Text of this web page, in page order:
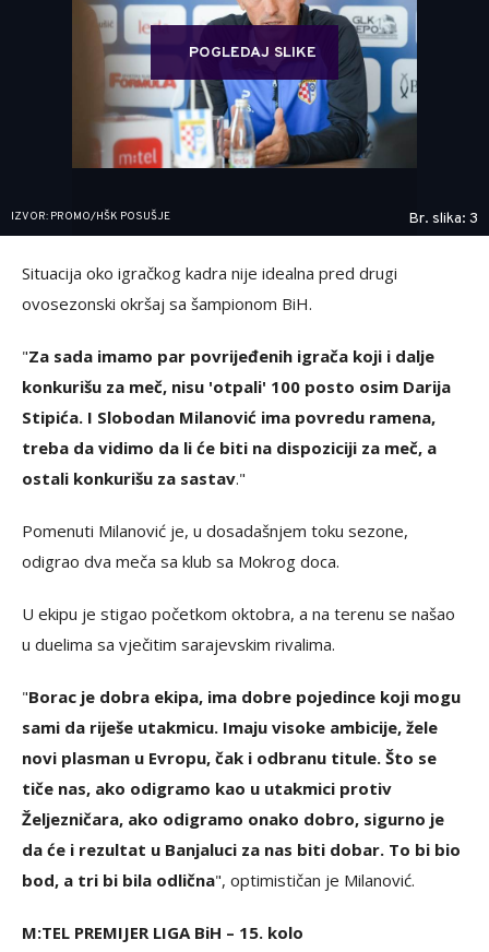
POGLEDAJ SLIKE
IZVOR: PROMO/HŠK POSUŠJE Br. slika: 3
Situacija oko igračkog kadra nije idealna pred drugi
ovosezonski okršaj sa šampionom BiH.
"Za sada imamo par povrijeđenih igrača koji i dalje
konkurišu za meč, nisu 'otpali' 100 posto osim Darija
Stipića. I Slobodan Milanović ima povredu ramena,
treba da vidimo da li će biti na dispoziciji za meč, a
ostali konkurišu za sastav."
Pomenuti Milanović je, u dosadašnjem toku sezone,
odigrao dva meča sa klub sa Mokrog doca.
U ekipu je stigao početkom oktobra, a na terenu se našao
u duelima sa vječitim sarajevskim rivalima.
"Borac je dobra ekipa, ima dobre pojedince koji mogu
sami da riješe utakmicu. Imaju visoke ambicije, žele
novi plasman u Evropu, čak i odbranu titule. Što se
tiče nas, ako odigramo kao u utakmici protiv
Željezničara, ako odigramo onako dobro, sigurno je
da će i rezultat u Banjaluci za nas biti dobar. To bi bio
bod, a tri bi bila odlična", optimističan je Milanović.
M:TEL PREMIJER LIGA BiH – 15. kolo